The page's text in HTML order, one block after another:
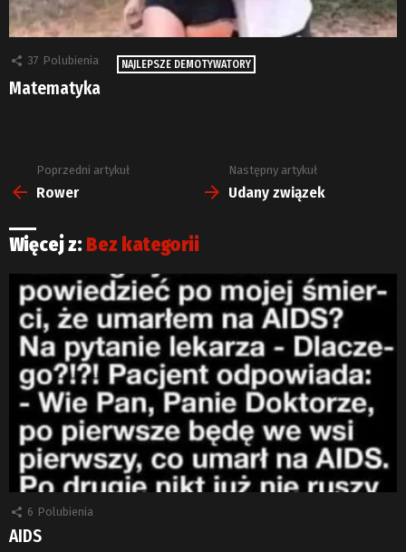
37 Polubienia NAJLEPSZE DEMOTYWATORY
Matematyka
Zobacz
więcej
Poprzedni artykuł
Rower
Następny artykuł
Udany związek
Więcej z: Bez kategorii
6 Polubienia
AIDS